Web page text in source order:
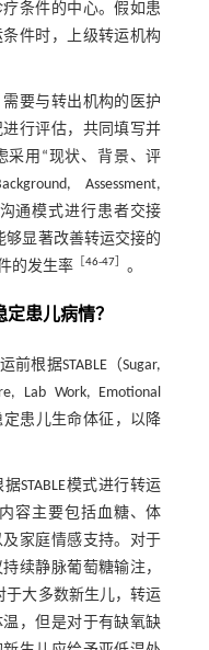
条件的中心。假如患
件时，上级转运机构
要与转出机构的医护
行评估，共同填写并
采用“现状、背景、评
Assessment,
沟通模式进行患者交接
够显著改善转运交接的
的发生率［ 46-47］ 。
患儿病情？
根据STABLE（Sugar,
Lab Work, Emotional
定患儿生命体征，以降
STABLE模式进行转运
内容主要包括血糖、体
家庭情感支持。对于
续静脉葡萄糖输注，
于大多数新生儿，转运
，但是对于有缺氧缺